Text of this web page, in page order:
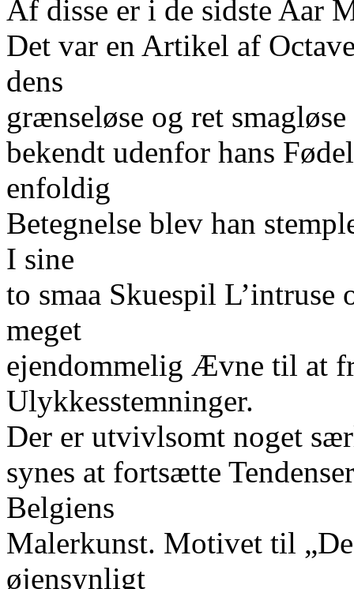
Af disse er i de sidste Aar
Det var en Artikel af
dens
grænseløse og ret
bekendt udenfor hans
enfoldig
Betegnelse blev han
I sine
to smaa Skuespil L’intruse
meget
ejendommelig Ævne til at
Ulykkesstemninger.
Der er utvivlsomt noget
synes at fortsætte
Belgiens
Malerkunst. Motivet til
øjensynligt